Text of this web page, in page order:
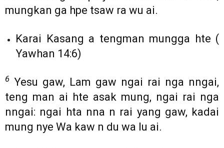
mungkan ga hpe tsaw ra wu ai.
Karai Kasang a tengman mungga hte (
Yawhan 14:6)
6 Yesu gaw, Lam gaw ngai rai nga nngai,
teng man ai hte asak mung, ngai rai nga
nngai: ngai hta nna n rai yang gaw, kadai
mung nye Wa kaw n du wa lu ai.